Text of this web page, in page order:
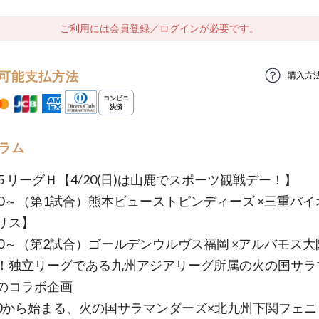
ご利用には会員登録／ログインが必要です。
能支払方法 購入方
ム
リーグＨ【4/20(日)は山鹿でスポーツ観戦デー！】
～（第1試合）熊本ビューストピンディーズ ×三重バ
ス】
～（第2試合）ゴールデンウルヴス福岡 ×アルバモス大
独立リーグである九州アジアリーグ所属の火の国サ
コラボ企画
ら始まる、火の国サラマンダーズ×北九州下関フェ